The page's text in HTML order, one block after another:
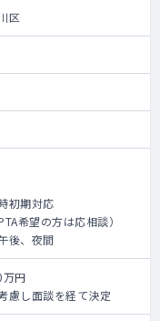
区
初期対応
希望の方は応相談）
後、夜間
円
慮し面談を経て決定